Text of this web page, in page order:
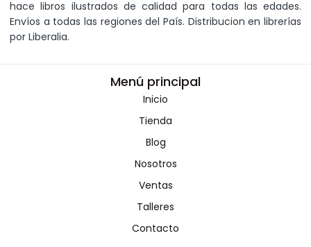
hace libros ilustrados de calidad para todas las edades.
Envíos a todas las regiones del País. Distribucion en librerías
por Liberalia.
Menú principal
Inicio
Tienda
Blog
Nosotros
Ventas
Talleres
Contacto